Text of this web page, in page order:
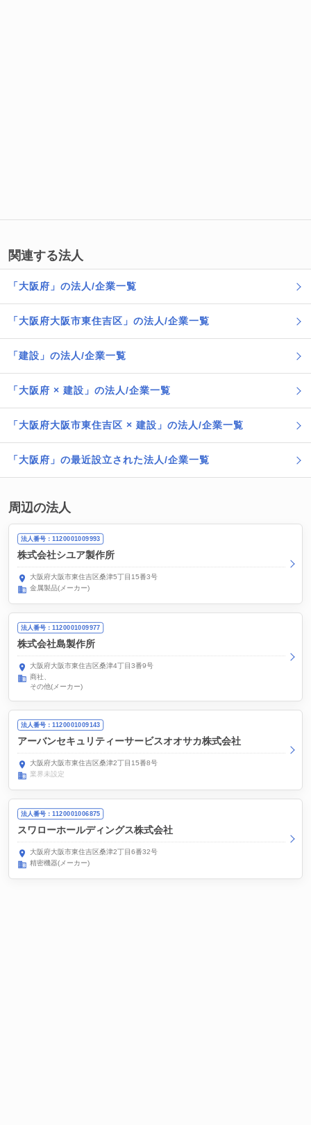
関連する法人
「大阪府」の法人/企業一覧
「大阪府大阪市東住吉区」の法人/企業一覧
「建設」の法人/企業一覧
「大阪府 × 建設」の法人/企業一覧
「大阪府大阪市東住吉区 × 建設」の法人/企業一覧
「大阪府」の最近設立された法人/企業一覧
周辺の法人
法人番号：1120001009993
株式会社シユア製作所
大阪府大阪市東住吉区桑津5丁目15番3号
金属製品(メーカー)
法人番号：1120001009977
株式会社島製作所
大阪府大阪市東住吉区桑津4丁目3番9号
商社
その他(メーカー)
法人番号：1120001009143
アーバンセキュリティーサービスオオサカ株式会社
大阪府大阪市東住吉区桑津2丁目15番8号
業界未設定
法人番号：1120001006875
スワローホールディングス株式会社
大阪府大阪市東住吉区桑津2丁目6番32号
精密機器(メーカー)